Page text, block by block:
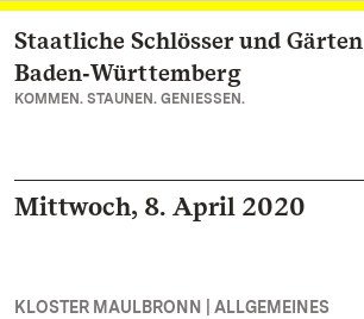
Zum Hauptinhalt springen
Staatliche Schlösser und Gärten
Baden‑Württemberg
KOMMEN. STAUNEN. GENIESSEN.
Mittwoch, 8. April 2020
KLOSTER MAULBRONN | ALLGEMEINES